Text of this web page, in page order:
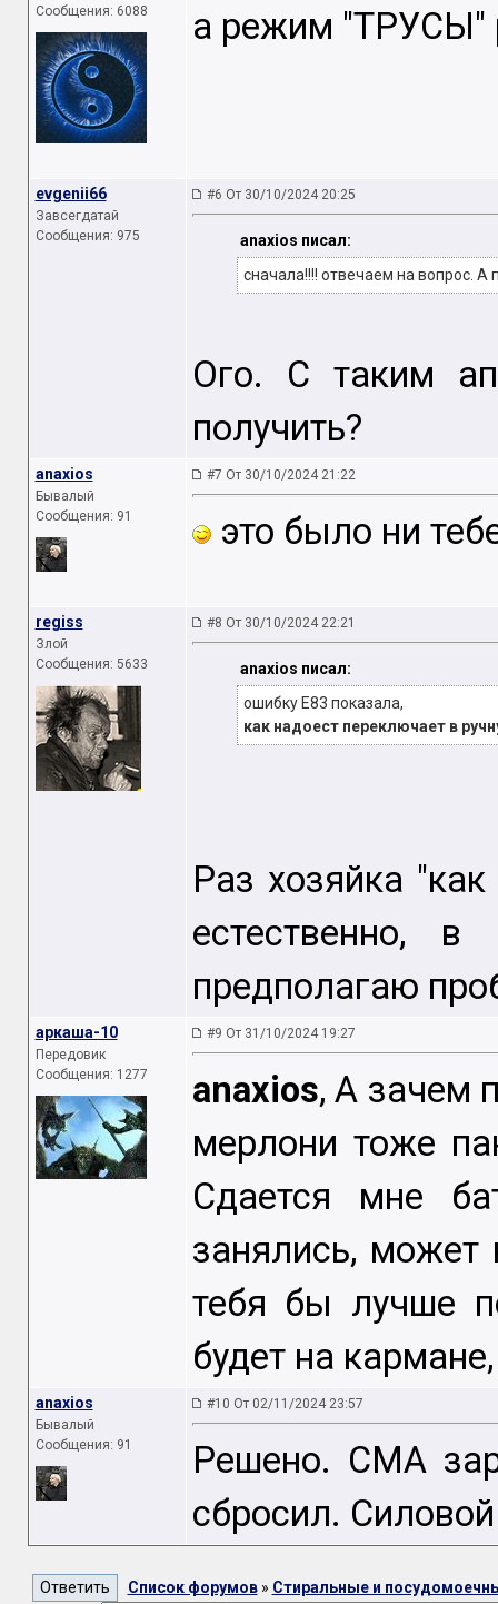
Сообщения: 6088
а режим "ТРУСЫ"
evgenii66
Завсегдатай
Сообщения: 975
#6 От 30/10/2024 20:25
anaxios писал:
сначала!!!! отвечаем на вопрос. А
Ого. С таким
получить?
anaxios
Бывалый
Сообщения: 91
#7 От 30/10/2024 21:22
это было ни
regiss
Злой
Сообщения: 5633
#8 От 30/10/2024 22:21
anaxios писал:
ошибку E83 показала,
как надоест переключает в
Раз хозяйка
естественно,
предполагаю
аркаша-10
Передовик
Сообщения: 1277
#9 От 31/10/2024 19:27
anaxios, А зачем
мерлони тоже
Сдается мне
занялись, может
тебя бы лучше
будет на
anaxios
Бывалый
Сообщения: 91
#10 От 02/11/2024 23:57
Решено. СМА
сбросил.
Список форумов» Стиральные и